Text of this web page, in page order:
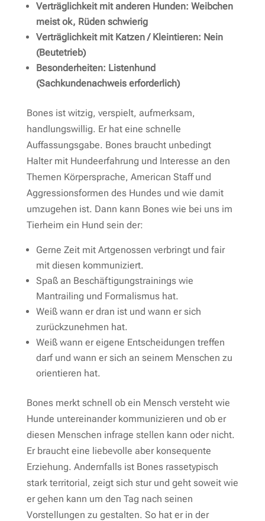
Verträglichkeit mit anderen Hunden: Weibchen
meist ok, Rüden schwierig
Verträglichkeit mit Katzen / Kleintieren: Nein
(Beutetrieb)
Besonderheiten: Listenhund
(Sachkundenachweis erforderlich)
Bones ist witzig, verspielt, aufmerksam,
handlungswillig. Er hat eine schnelle
Auffassungsgabe. Bones braucht unbedingt
Halter mit Hundeerfahrung und Interesse an den
Themen Körpersprache, American Staff und
Aggressionsformen des Hundes und wie damit
umzugehen ist. Dann kann Bones wie bei uns im
Tierheim ein Hund sein der:
Gerne Zeit mit Artgenossen verbringt und fair
mit diesen kommuniziert.
Spaß an Beschäftigungstrainings wie
Mantrailing und Formalismus hat.
Weiß wann er dran ist und wann er sich
zurückzunehmen hat.
Weiß wann er eigene Entscheidungen treffen
darf und wann er sich an seinem Menschen zu
orientieren hat.
Bones merkt schnell ob ein Mensch versteht wie
Hunde untereinander kommunizieren und ob er
diesen Menschen infrage stellen kann oder nicht.
Er braucht eine liebevolle aber konsequente
Erziehung. Andernfalls ist Bones rassetypisch
stark territorial, zeigt sich stur und geht soweit wie
er gehen kann um den Tag nach seinen
Vorstellungen zu gestalten. So hat er in der